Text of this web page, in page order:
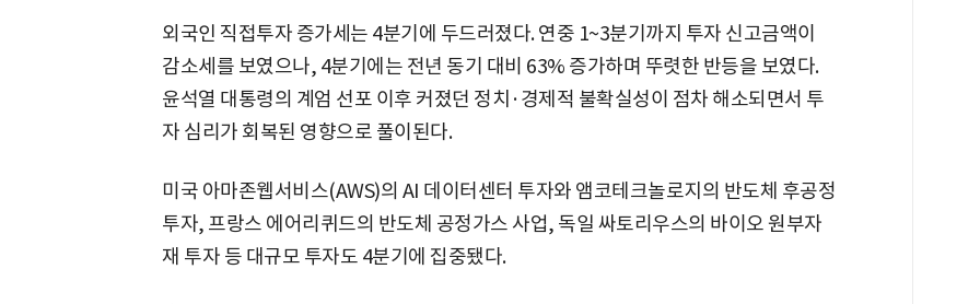
외국인 직접투자 증가세는 4분기에 두드러졌다. 연중 1~3분기까지 투자 신고금액이
감소세를 보였으나, 4분기에는 전년 동기 대비 63% 증가하며 뚜렷한 반등을 보였다.
윤석열 대통령의 계엄 선포 이후 커졌던 정치·경제적 불확실성이 점차 해소되면서 투
자 심리가 회복된 영향으로 풀이된다.
미국 아마존웹서비스(AWS)의 AI 데이터센터 투자와 앰코테크놀로지의 반도체 후공정
투자, 프랑스 에어리퀴드의 반도체 공정가스 사업, 독일 싸토리우스의 바이오 원부자
재 투자 등 대규모 투자도 4분기에 집중됐다.